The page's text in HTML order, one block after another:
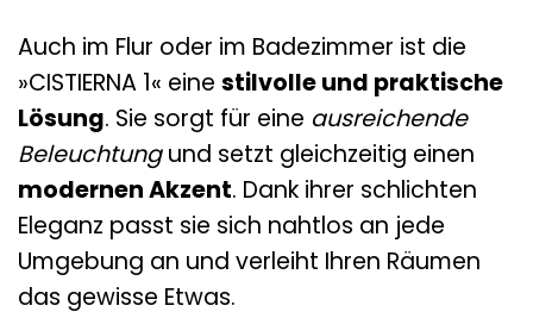
Auch im Flur oder im Badezimmer ist die
»CISTIERNA 1« eine stilvolle und praktische
Lösung. Sie sorgt für eine ausreichende
Beleuchtungund setzt gleichzeitig einen
modernen Akzent. Dank ihrer schlichten
Eleganz passt sie sich nahtlos an jede
Umgebung an und verleiht Ihren Räumen
das gewisse Etwas.